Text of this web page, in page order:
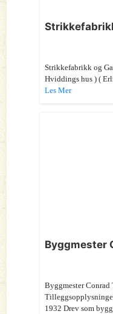
Strikkefabrikk og
Hviddings hus ) (
Les Mer
Byggmester
Byggmester Conrad
1932 Drev som